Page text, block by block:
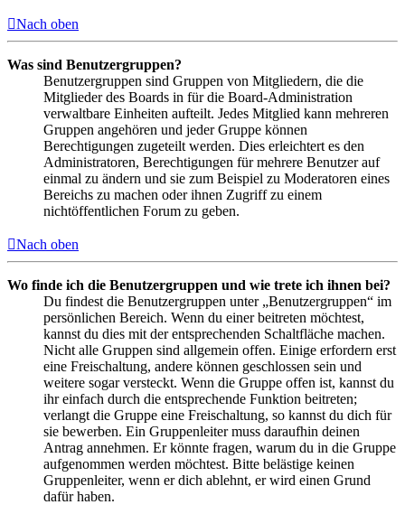
Nach oben
Was sind Benutzergruppen?
Benutzergruppen sind Gruppen von Mitgliedern, die die
Mitglieder des Boards in für die Board-Administration
verwaltbare Einheiten aufteilt. Jedes Mitglied kann mehreren
Gruppen angehören und jeder Gruppe können
Berechtigungen zugeteilt werden. Dies erleichtert es den
Administratoren, Berechtigungen für mehrere Benutzer auf
einmal zu ändern und sie zum Beispiel zu Moderatoren eines
Bereichs zu machen oder ihnen Zugriff zu einem
nichtöffentlichen Forum zu geben.
Nach oben
Wo finde ich die Benutzergruppen und wie trete ich ihnen bei?
Du findest die Benutzergruppen unter „Benutzergruppen“ im
persönlichen Bereich. Wenn du einer beitreten möchtest,
kannst du dies mit der entsprechenden Schaltfläche machen.
Nicht alle Gruppen sind allgemein offen. Einige erfordern erst
eine Freischaltung, andere können geschlossen sein und
weitere sogar versteckt. Wenn die Gruppe offen ist, kannst du
ihr einfach durch die entsprechende Funktion beitreten;
verlangt die Gruppe eine Freischaltung, so kannst du dich für
sie bewerben. Ein Gruppenleiter muss daraufhin deinen
Antrag annehmen. Er könnte fragen, warum du in die Gruppe
aufgenommen werden möchtest. Bitte belästige keinen
Gruppenleiter, wenn er dich ablehnt, er wird einen Grund
dafür haben.